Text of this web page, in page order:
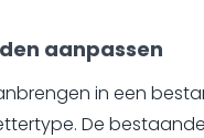
aanpassen
in een
De